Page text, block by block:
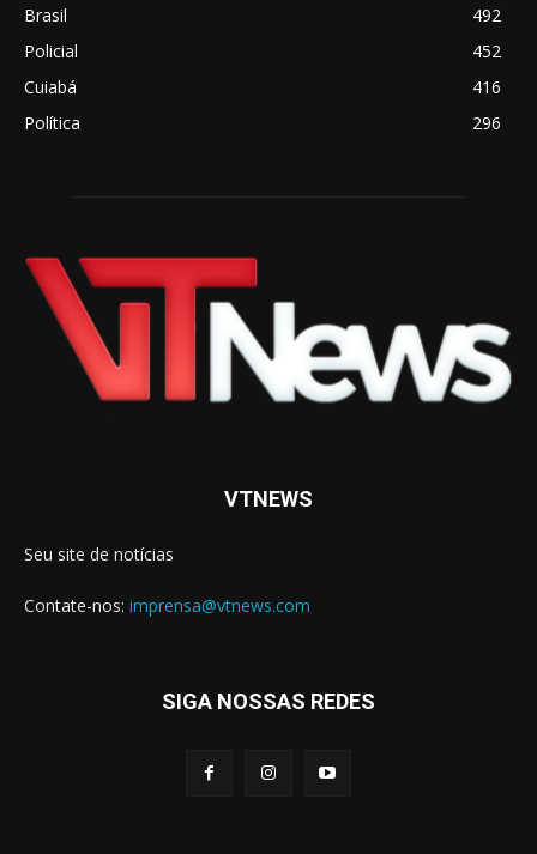
Brasil
492
Policial
452
Cuiabá
416
Política
296
VTNEWS
Seu site de notícias
Contate-nos: imprensa@vtnews.com
SIGA NOSSAS REDES